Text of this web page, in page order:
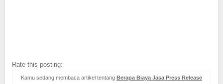
Rate this posting:
Kamu sedang membaca artikel tentang Berapa Biaya Jasa Press Release